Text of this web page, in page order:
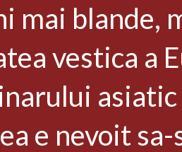
mai blande,
vestica a
e nevoit